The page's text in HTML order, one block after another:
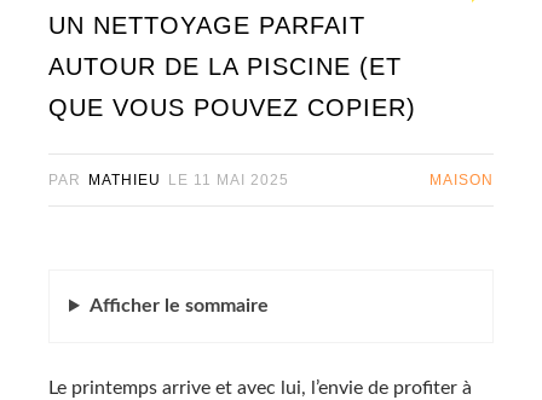
UN NETTOYAGE PARFAIT
AUTOUR DE LA PISCINE (ET
QUE VOUS POUVEZ COPIER)
PAR MATHIEU LE 11 MAI 2025 MAISON
Afficher le sommaire
Le printemps arrive et avec lui, l’envie de profiter à